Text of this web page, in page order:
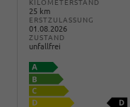
KILOMETERSTAND
25 km
ERSTZULASSUNG
01.08.2026
ZUSTAND
unfallfrei